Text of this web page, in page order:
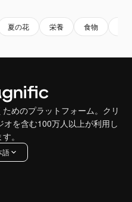
夏の花 栄養 食物
めのプラットフォーム。クリ
を含む100万人以上が利用し
。
語